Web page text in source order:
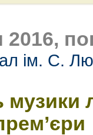
2016,
ім. С.